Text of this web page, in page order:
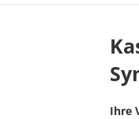
Ihre